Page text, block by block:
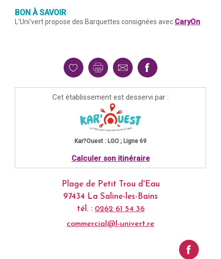
BON À SAVOIR
L'Uni'vert propose des Barquettes consignées avec CaryOn
Cet établissement est desservi par :
Kar?Ouest : LGO ; Ligne 69
Calculer son itinéraire
Plage de Petit Trou d'Eau
97434 La Saline-les-Bains
tél. : 0262 61 54 36
commercial@l-univert.re